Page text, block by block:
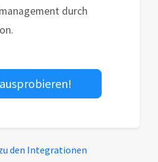
durch
den Integrationen